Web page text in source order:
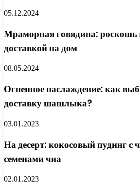
05.12.2024
Мраморная говядина: роскошь
доставкой на дом
08.05.2024
Огненное наслаждение: как
доставку шашлыка?
03.01.2023
На десерт: кокосовый пудинг с
семенами чиа
02.01.2023